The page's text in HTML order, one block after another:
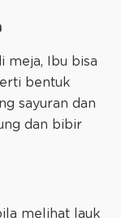
meja, Ibu bisa
bentuk
sayuran dan
dan bibir
melihat lauk